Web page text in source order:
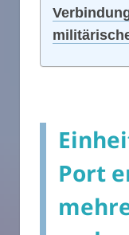
Port